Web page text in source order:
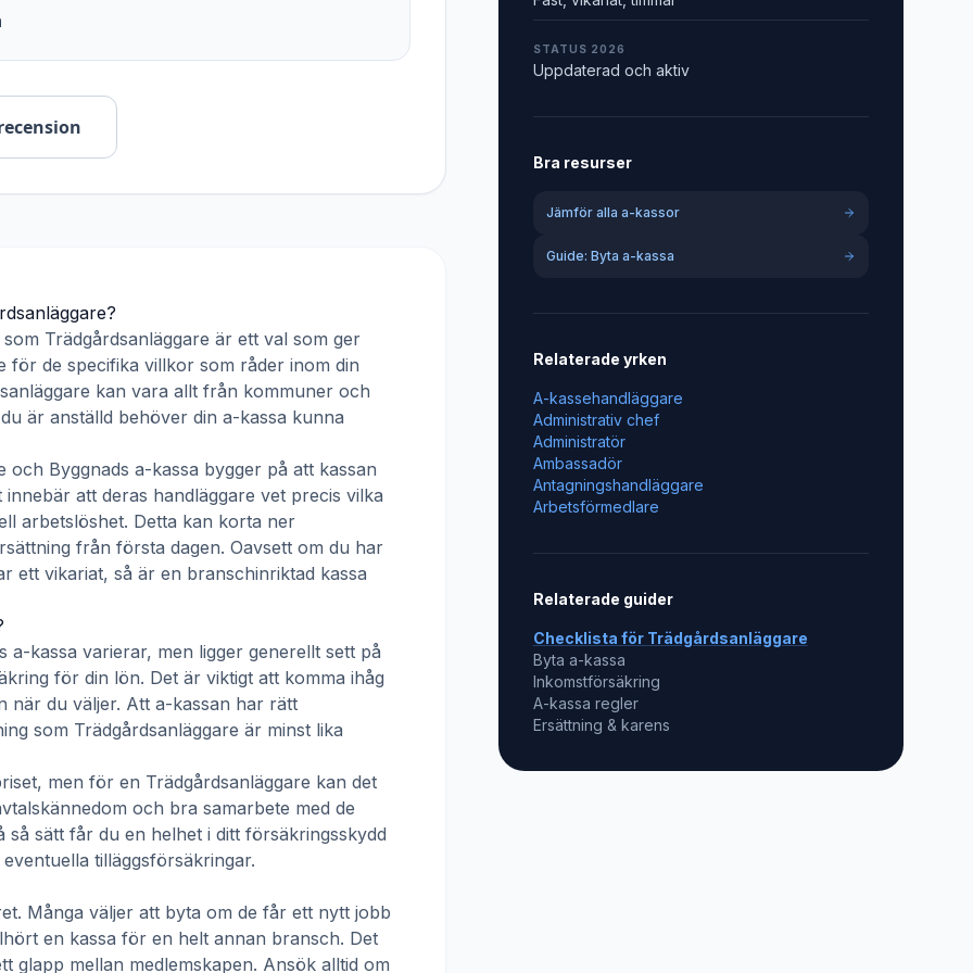
?
Trädgårdsanläggare är ett val som ger
för de specifika villkor som råder inom din
kan vara allt från kommuner och
är anställd behöver din a-kassa kunna
och Byggnads a-kassa bygger på att kassan
att deras handläggare vet precis vilka
arbetslöshet. Detta kan korta ner
från första dagen. Oavsett om du har
ett vikariat, så är en branschinriktad kassa
a-kassa varierar, men ligger generellt sett på
för din lön. Det är viktigt att komma ihåg
när du väljer. Att a-kassan har rätt
som Trädgårdsanläggare är minst lika
men för en Trädgårdsanläggare kan det
och bra samarbete med de
sätt får du en helhet i ditt försäkringsskydd
tilläggsförsäkringar.
Många väljer att byta om de får ett nytt jobb
en kassa för en helt annan bransch. Det
glapp mellan medlemskapen. Ansök alltid om
STATUS 2026
Uppdaterad och aktiv
Bra resurser
Jämför alla a-kassor
Guide: Byta a-kassa
Relaterade yrken
A-kassehandläggare
Administrativ chef
Administratör
Ambassadör
Antagningshandläggare
Arbetsförmedlare
Relaterade guider
Checklista för Trädgårdsanläggare
Byta a-kassa
Inkomstförsäkring
A-kassa regler
Ersättning & karens